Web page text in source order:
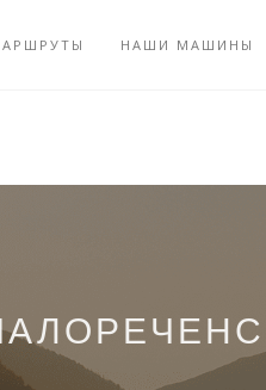
НАШИ МАШИНЫ